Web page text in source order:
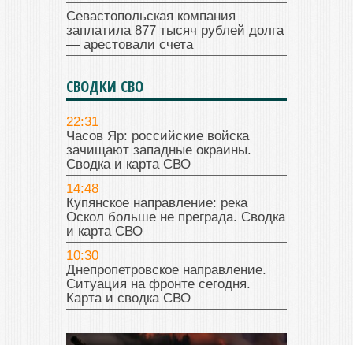
Севастопольская компания
заплатила 877 тысяч рублей долга
— арестовали счета
СВОДКИ СВО
22:31
Часов Яр: российские войска
зачищают западные окраины.
Сводка и карта СВО
14:48
Купянское направление: река
Оскол больше не преграда. Сводка
и карта СВО
10:30
Днепропетровское направление.
Ситуация на фронте сегодня.
Карта и сводка СВО